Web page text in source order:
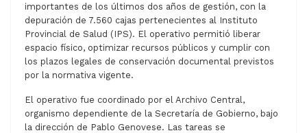
importantes de los últimos dos años de gestión, con la
depuración de 7.560 cajas pertenecientes al Instituto
Provincial de Salud (IPS). El operativo permitió liberar
espacio físico, optimizar recursos públicos y cumplir con
los plazos legales de conservación documental previstos
por la normativa vigente.
El operativo fue coordinado por el Archivo Central,
organismo dependiente de la Secretaría de Gobierno, bajo
la dirección de Pablo Genovese. Las tareas se